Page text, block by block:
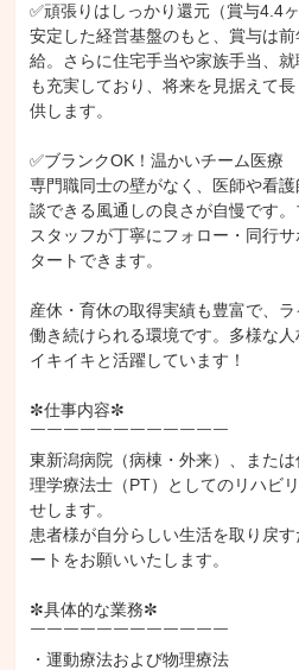
✅頑張りはしっかり還元（賞与4.4ヶ
安定した経営基盤のもと、賞与は
給。さらに住宅手当や家族手当、
も充実しており、将来を見据えて
供します。
✅ブランクOK！温かいチーム医療
専門職同士の壁がなく、医師や看
談できる風通しの良さが自慢です
スタッフが丁寧にフォロー・同行
タートできます。
産休・育休の取得実績も豊富で、
働き続けられる環境です。多様な
イキイキと活躍しています！
✼仕事内容✼
￣￣￣￣￣￣￣￣￣￣￣￣
東新潟病院（病棟・外来）、または
理学療法士（PT）としてのリハビ
せします。
患者様が自分らしい生活を取り戻
ートをお願いいたします。
✼具体的な業務✼
￣￣￣￣￣￣￣￣￣￣￣￣
・運動療法および物理療法